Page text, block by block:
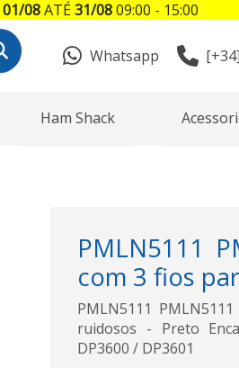
Whatsapp [+34]
Ham Shack
PMLN5111
com 3 fios
PMLN5111
ruidosos - Preto
DP3600 / DP3601
01/08ATÉ31/0809:00 - 15:00